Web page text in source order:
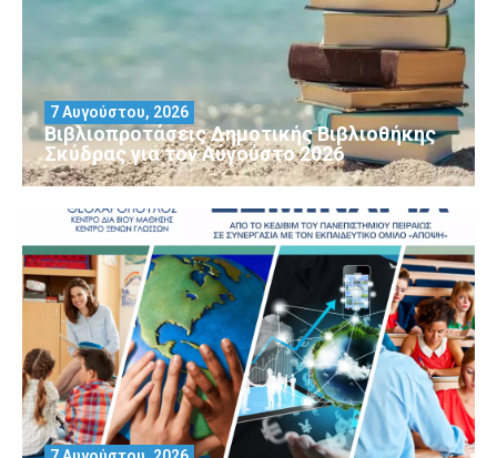
Βιβλιοπροτάσεις Δημοτικής Βιβλιοθήκης
Σκύδρας για τον Αύγούστο 2026
7 Αυγούστου, 2026